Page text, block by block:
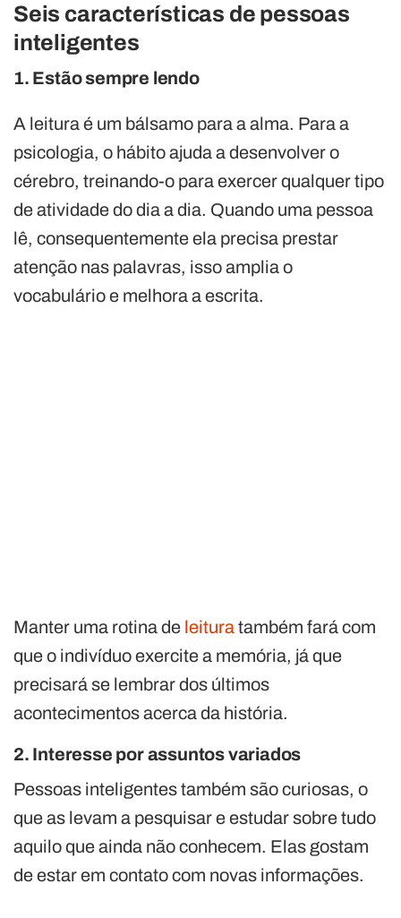
Seis características de pessoas
inteligentes
1. Estão sempre lendo
A leitura é um bálsamo para a alma. Para a
psicologia, o hábito ajuda a desenvolver o
cérebro, treinando-o para exercer qualquer tipo
de atividade do dia a dia. Quando uma pessoa
lê, consequentemente ela precisa prestar
atenção nas palavras, isso amplia o
vocabulário e melhora a escrita.
Manter uma rotina de leituratambém fará com
que o indivíduo exercite a memória, já que
precisará se lembrar dos últimos
acontecimentos acerca da história.
2. Interesse por assuntos variados
Pessoas inteligentes também são curiosas, o
que as levam a pesquisar e estudar sobre tudo
aquilo que ainda não conhecem. Elas gostam
de estar em contato com novas informações.